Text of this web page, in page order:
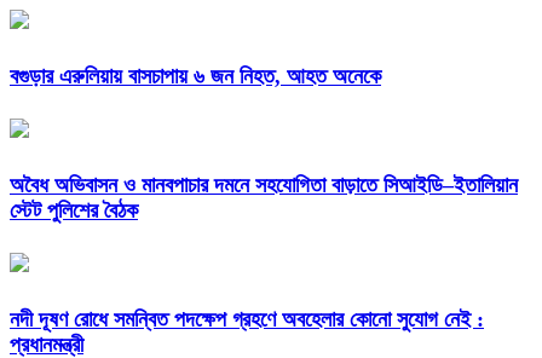
বগুড়ার এরুলিয়ায় বাসচাপায় ৬ জন নিহত, আহত অনেকে
অবৈধ অভিবাসন ও মানবপাচার দমনে সহযোগিতা বাড়াতে সিআইডি–ইতালিয়ান
স্টেট পুলিশের বৈঠক
নদী দূষণ রোধে সমন্বিত পদক্ষেপ গ্রহণে অবহেলার কোনো সুযোগ নেই :
প্রধানমন্ত্রী